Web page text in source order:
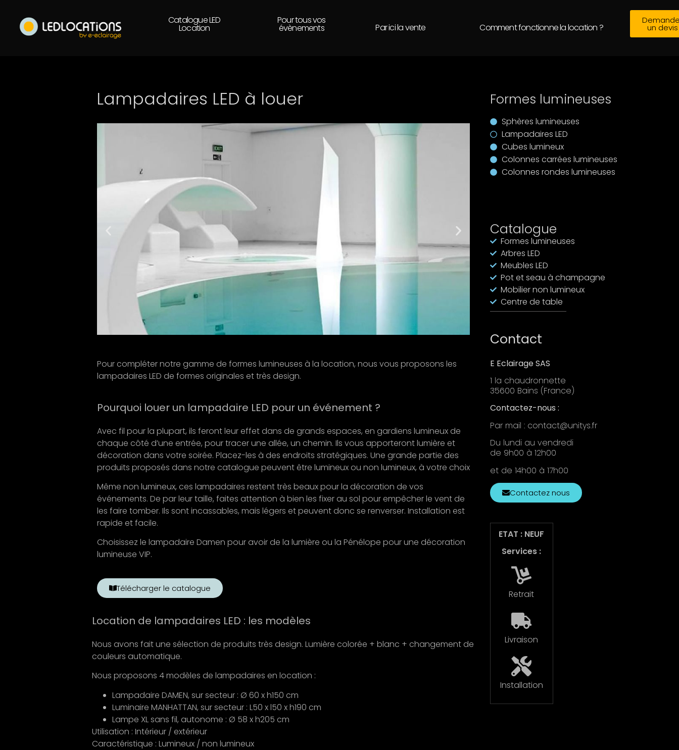
Catalogue LED
Location
Pour tous vos
évènements Par ici la vente Comment fonctionne la location ? un devis
Lampadaires LED à louer
Pour compléter notre gamme de formes lumineuses à la location, nous vous proposons les
lampadaires LED de formes originales et très design.
Pourquoi louer un lampadaire LED pour un événement ?
Avec fil pour la plupart, ils feront leur effet dans de grands espaces, en gardiens lumineux de
chaque côté d’une entrée, pour tracer une allée, un chemin. Ils vous apporteront lumière et
décoration dans votre soirée. Placez-les à des endroits stratégiques. Une grande partie des
produits proposés dans notre catalogue peuvent être lumineux ou non lumineux, à votre choix
Même non lumineux, ces lampadaires restent très beaux pour la décoration de vos
événements. De par leur taille, faites attention à bien les fixer au sol pour empêcher le vent de
les faire tomber. Ils sont incassables, mais légers et peuvent donc se renverser. Installation est
rapide et facile.
Choisissez le lampadaire Damen pour avoir de la lumière ou la Pénélope pour une décoration
lumineuse VIP.
Télécharger le catalogue
Location de lampadaires LED : les modèles
Nous avons fait une sélection de produits très design. Lumière colorée + blanc + changement de
couleurs automatique.
Nous proposons 4 modèles de lampadaires en location :
Lampadaire DAMEN, sur secteur : Ø 60 x h150 cm
Luminaire MANHATTAN, sur secteur : L50 x l50 x h190 cm
Lampe XL sans fil, autonome : Ø 58 x h205 cm
Utilisation : Intérieur / extérieur
Caractéristique : Lumineux / non lumineux
Formes lumineuses
Sphères lumineuses
Lampadaires LED
Cubes lumineux
Colonnes carrées lumineuses
Colonnes rondes lumineuses
Catalogue
Formes lumineuses
Arbres LED
Meubles LED
Pot et seau à champagne
Mobilier non lumineux
Centre de table
Contact
E Eclairage SAS
1 la chaudronnette
35600 Bains (France)
Contactez-nous :
Par mail : contact@unitys.fr
Du lundi au vendredi
de 9h00 à 12h00
et de 14h00 à 17h00
Contactez nous
ETAT : NEUF
Services :
Retrait
Livraison
Installation